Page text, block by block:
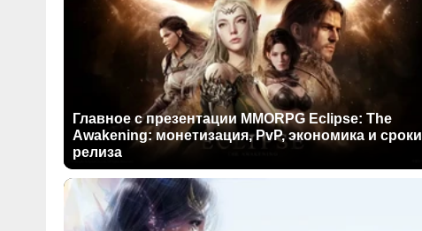
Главное с презентации MMORPG Eclipse: The
Awakening: монетизация, PvP, экономика и сроки
релиза